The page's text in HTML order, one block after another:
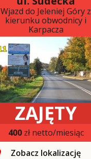
Wjazd do Jeleniej Góry z
kierunku obwodnicy i
Karpacza
ZAJĘTY
400zł netto/miesiąc
Zobacz lokalizację